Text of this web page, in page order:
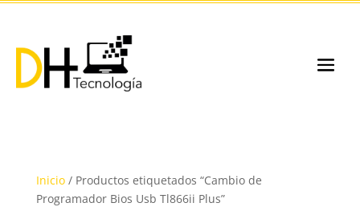
Inicio/ Productos etiquetados “Cambio de
Programador Bios Usb Tl866ii Plus”